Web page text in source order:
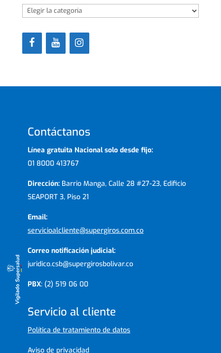
Categorías
Contáctanos
Línea gratuita Nacional solo desde fijo:
01 8000 413767
Dirección: Barrio Manga, Calle 28 #27-23, Edificio
SEAPORT 3, Piso 21
Email:
servicioalcliente@supergiros.com.co
Correo notificación judicial:
juridico.csb@supergirosbolivar.co
PBX: (2) 519 06 00
Servicio al cliente
Política de tratamiento de datos
Aviso de privacidad